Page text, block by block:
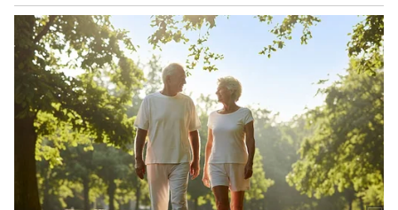
ರಾಹುಲ್ ದ್ರಾವಿಡ್ ವಿಜೇತಾ ಪೆಂಡಾರ್ಕರ್ ಲವ್ ಸ್ಟೋರಿ
ಶುರುವಾಗಿದ್ದೆಲ್ಲಿಂದ?
ಅನಂತ್ ಅಂಬಾನಿ ಮತ್ತು ರಾಧಿಕಾ ಮರ್ಚೆಂಟ್ ಮದುವೆ
ಸಂಭ್ರಮ ಕಳೆದ ಎರಡು ದಿನಗಳಿಂದ ನಡೆಯುತ್ತಿದೆ. ದಂಪತಿ
ಜುಲೈ 12, 2024 ರಂದು ಮದುವೆಯಾಗಲಿದ್ದಾರೆ. ಮದುವೆ